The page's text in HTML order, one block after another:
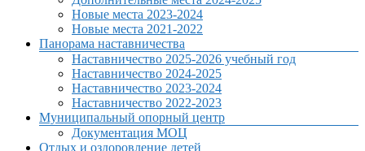
Новые места 2023-2024
Новые места 2021-2022
Панорама наставничества
Наставничество 2025-2026 учебный год
Наставничество 2024-2025
Наставничество 2023-2024
Наставничество 2022-2023
Муниципальный опорный центр
Документация МОЦ
Отдых и оздоровление детей